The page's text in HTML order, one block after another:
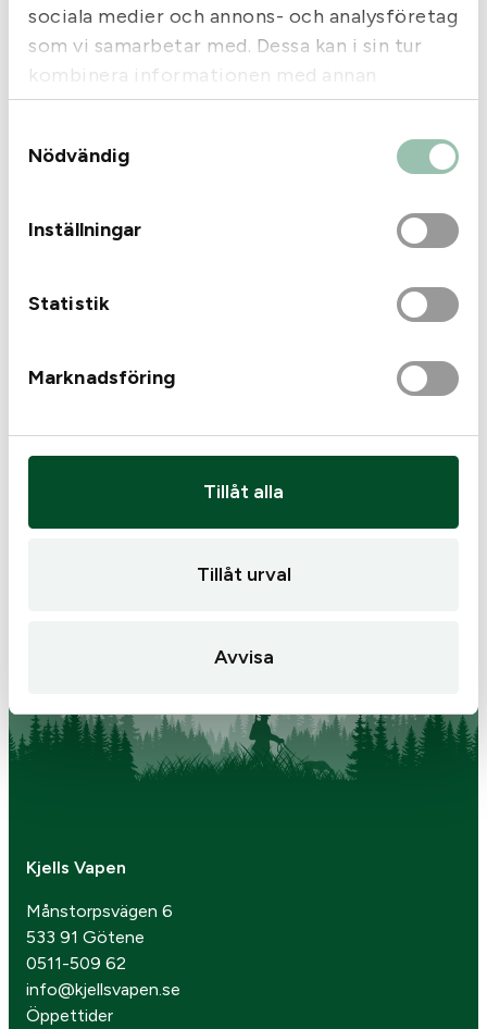
sociala medier och annons- och analysföretag
som vi samarbetar med. Dessa kan i sin tur
kombinera informationen med annan
information som du har tillhandahållit eller
som de har samlat in när du har använt deras
tjänster.
Nödvändig
Inställningar
Statistik
Marknadsföring
Tillåt alla
Tillåt urval
Avvisa
Batteri 2025 Energizer
I lager
25
I lager
Kjells Vapen
Månstorpsvägen 6
533 91 Götene
0511-509 62
info@kjellsvapen.se
Öppettider